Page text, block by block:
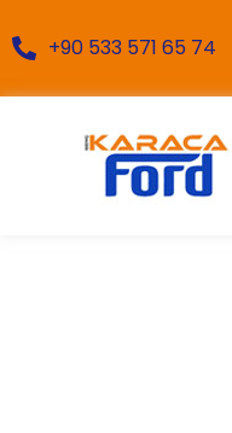
+90 533 571 65 74